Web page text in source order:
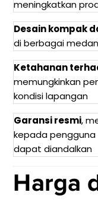
meningkatkan
Desain kompak
di berbagai medan
Ketahanan
memungkinkan
kondisi lapangan
Garansi resmi,
kepada pengguna
dapat diandalkan
Harga